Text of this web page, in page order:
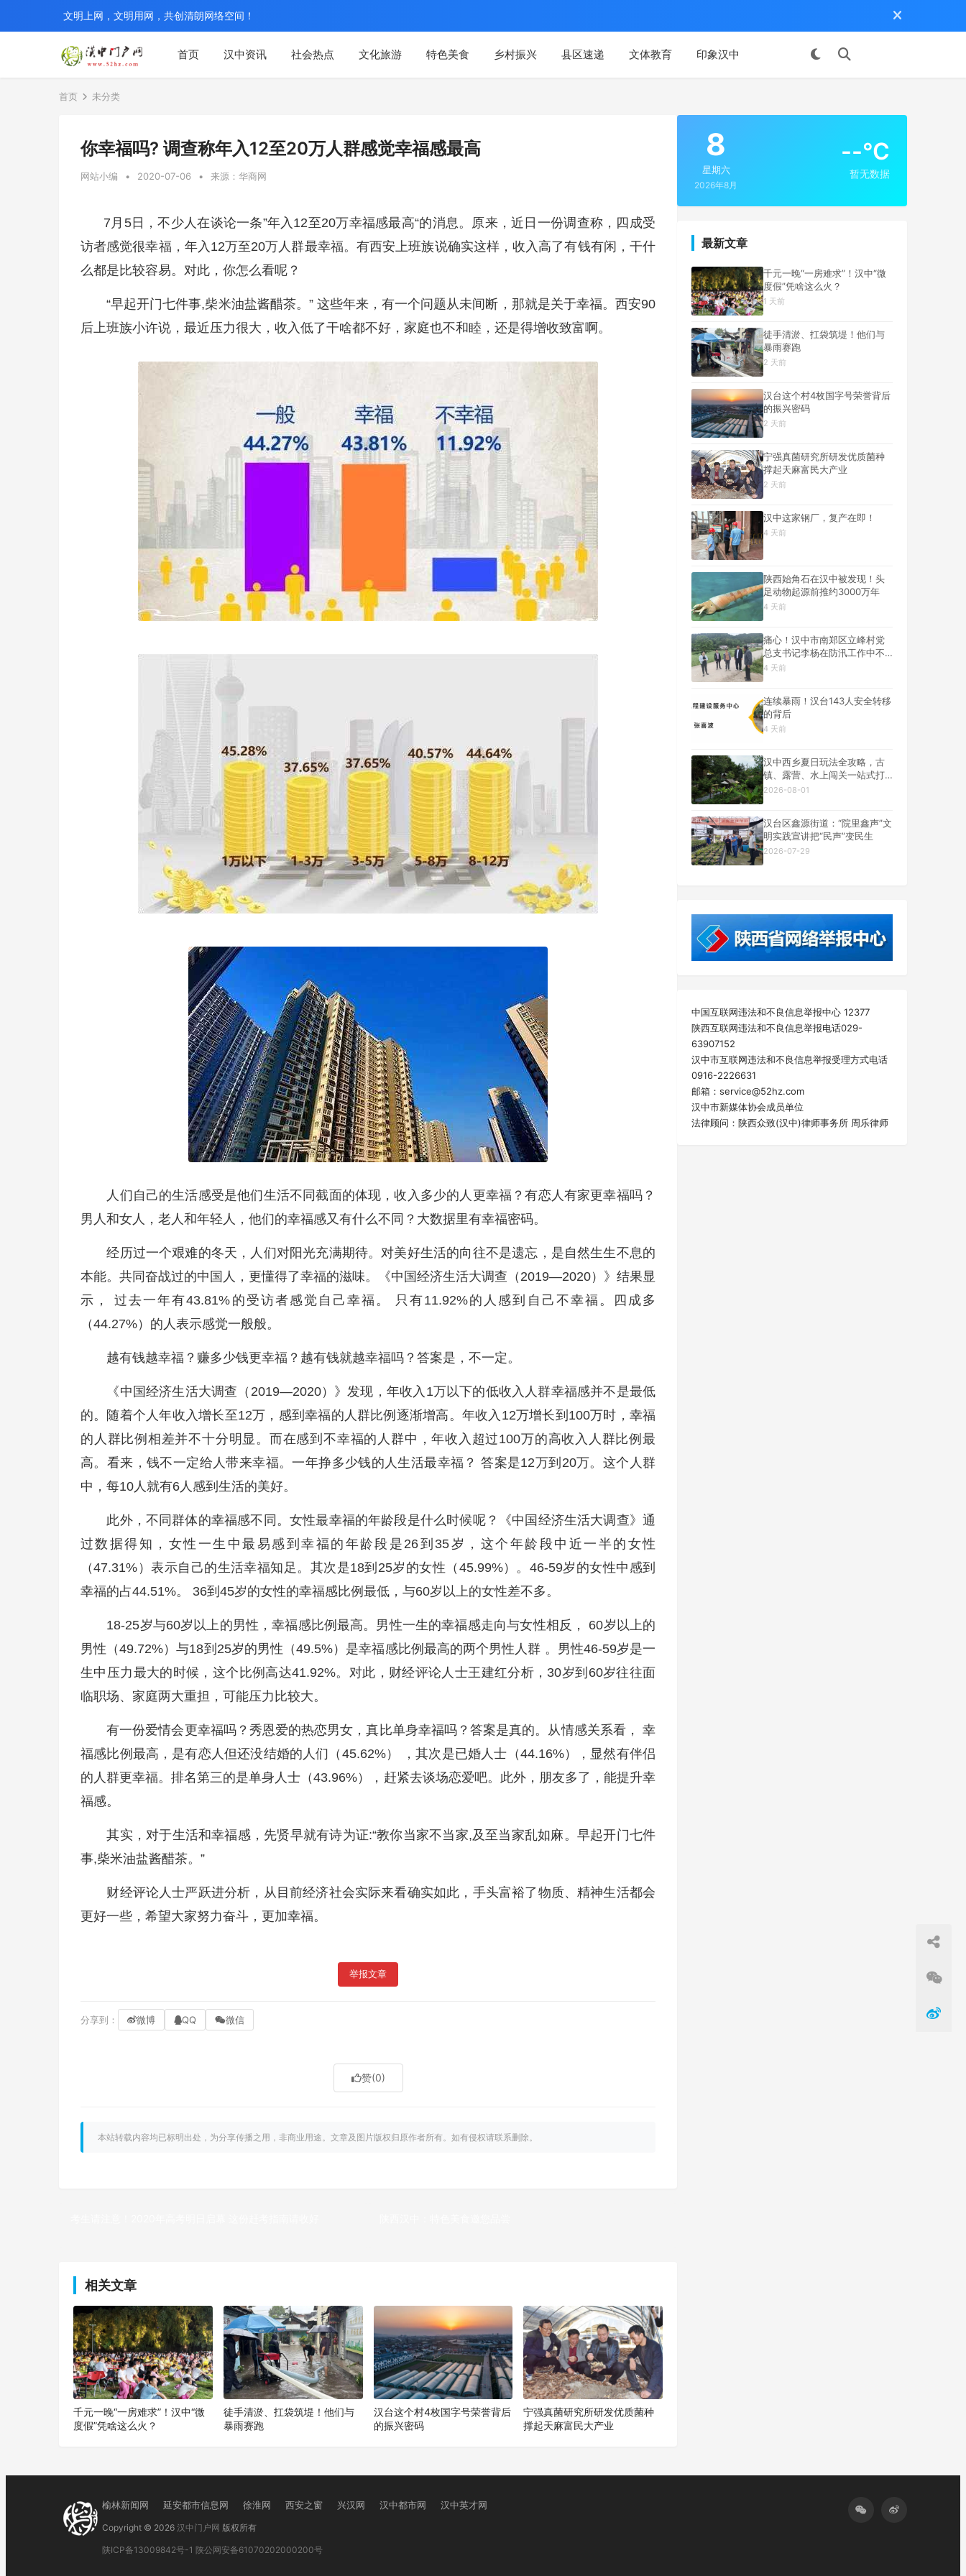
首页 汉中资讯 社会热点 文化旅游 特色美食 乡村振兴 县区速递 文体教育 印象汉中
文明上网，文明用网，共创清朗网络空间！
首页 未分类
你幸福吗? 调查称年入12至20万人群感觉幸福感最高
网站小编 • 2020-07-06 • 来源：华商网
7月5日，不少人在谈论一条”年入12至20万幸福感最高“的消息。原来，近日一份调查称，四成受
访者感觉很幸福，年入12万至20万人群最幸福。有西安上班族说确实这样，收入高了有钱有闲，干什
么都是比较容易。对此，你怎么看呢？
“早起开门七件事,柴米油盐酱醋茶。” 这些年来，有一个问题从未间断，那就是关于幸福。西安90
后上班族小许说，最近压力很大，收入低了干啥都不好，家庭也不和睦，还是得增收致富啊。
人们自己的生活感受是他们生活不同截面的体现，收入多少的人更幸福？有恋人有家更幸福吗？
男人和女人，老人和年轻人，他们的幸福感又有什么不同？大数据里有幸福密码。
经历过一个艰难的冬天，人们对阳光充满期待。对美好生活的向往不是遗忘，是自然生生不息的
本能。共同奋战过的中国人，更懂得了幸福的滋味。《中国经济生活大调查（2019—2020）》结果显
示， 过去一年有43.81%的受访者感觉自己幸福。 只有11.92%的人感到自己不幸福。四成多
（44.27%）的人表示感觉一般般。
越有钱越幸福？赚多少钱更幸福？越有钱就越幸福吗？答案是，不一定。
《中国经济生活大调查（2019—2020）》发现，年收入1万以下的低收入人群幸福感并不是最低
的。随着个人年收入增长至12万，感到幸福的人群比例逐渐增高。年收入12万增长到100万时，幸福
的人群比例相差并不十分明显。而在感到不幸福的人群中，年收入超过100万的高收入人群比例最
高。看来，钱不一定给人带来幸福。一年挣多少钱的人生活最幸福？ 答案是12万到20万。这个人群
中，每10人就有6人感到生活的美好。
此外，不同群体的幸福感不同。女性最幸福的年龄段是什么时候呢？《中国经济生活大调查》通
过数据得知，女性一生中最易感到幸福的年龄段是26到35岁，这个年龄段中近一半的女性
（47.31%）表示自己的生活幸福知足。其次是18到25岁的女性（45.99%）。46-59岁的女性中感到
幸福的占44.51%。 36到45岁的女性的幸福感比例最低，与60岁以上的女性差不多。
18-25岁与60岁以上的男性，幸福感比例最高。男性一生的幸福感走向与女性相反， 60岁以上的
男性（49.72%）与18到25岁的男性（49.5%）是幸福感比例最高的两个男性人群 。男性46-59岁是一
生中压力最大的时候，这个比例高达41.92%。对此，财经评论人士王建红分析，30岁到60岁往往面
临职场、家庭两大重担，可能压力比较大。
有一份爱情会更幸福吗？秀恩爱的热恋男女，真比单身幸福吗？答案是真的。从情感关系看， 幸
福感比例最高，是有恋人但还没结婚的人们（45.62%） ，其次是已婚人士（44.16%），显然有伴侣
的人群更幸福。排名第三的是单身人士（43.96%），赶紧去谈场恋爱吧。此外，朋友多了，能提升幸
福感。
其实，对于生活和幸福感，先贤早就有诗为证:“教你当家不当家,及至当家乱如麻。早起开门七件
事,柴米油盐酱醋茶。”
财经评论人士严跃进分析，从目前经济社会实际来看确实如此，手头富裕了物质、精神生活都会
更好一些，希望大家努力奋斗，更加幸福。
举报文章
分享到： 微博 QQ 微信
赞(0)
本站转载内容均已标明出处，为分享传播之用，非商业用途。文章及图片版权归原作者所有。如有侵权请联系删除。
相关文章
千元一晚“一房难求”！汉中“微
度假”凭啥这么火？
徒手清淤、扛袋筑堤！他们与
暴雨赛跑
汉台这个村4枚国字号荣誉背后
的振兴密码
宁强真菌研究所研发优质菌种
撑起天麻富民大产业
8
星期六
2026年8月
--°C
暂无数据
最新文章
千元一晚“一房难求”！汉中“微
度假”凭啥这么火？
1 天前
徒手清淤、扛袋筑堤！他们与
暴雨赛跑
2 天前
汉台这个村4枚国字号荣誉背后
的振兴密码
2 天前
宁强真菌研究所研发优质菌种
撑起天麻富民大产业
2 天前
汉中这家钢厂，复产在即！
4 天前
陕西始角石在汉中被发现！头
足动物起源前推约3000万年
4 天前
痛心！汉中市南郑区立峰村党
总支书记李杨在防汛工作中不
幸遇难
4 天前
连续暴雨！汉台143人安全转移
的背后
4 天前
汉中西乡夏日玩法全攻略，古
镇、露营、水上闯关一站式打
卡
2026-08-01
汉台区鑫源街道：“院里鑫声”文
明实践宣讲把“民声”变民生
2026-07-29
中国互联网违法和不良信息举报中心 12377
陕西互联网违法和不良信息举报电话029-
63907152
汉中市互联网违法和不良信息举报受理方式电话
0916-2226631
邮箱：service@52hz.com
汉中市新媒体协会成员单位
法律顾问：陕西众致(汉中)律师事务所 周乐律师
榆林新闻网 延安都市信息网 徐淮网 西安之窗 兴汉网 汉中都市网 汉中英才网
Copyright © 2026 汉中门户网 版权所有
陕ICP备13009842号-1 陕公网安备61070202000200号